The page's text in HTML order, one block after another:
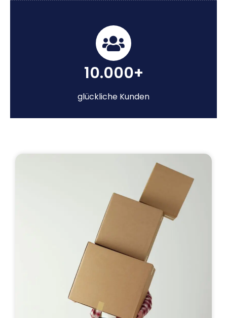
10.000+
glückliche Kunden